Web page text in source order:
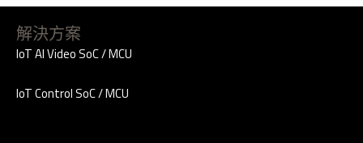
解決方案
IoT AI Video SoC / MCU
IoT Control SoC / MCU